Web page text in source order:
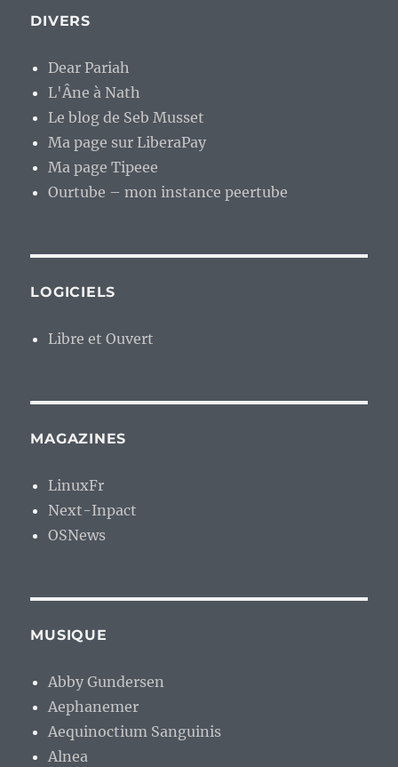
DIVERS
Dear Pariah
L'Âne à Nath
Le blog de Seb Musset
Ma page sur LiberaPay
Ma page Tipeee
Ourtube – mon instance peertube
LOGICIELS
Libre et Ouvert
MAGAZINES
LinuxFr
Next-Inpact
OSNews
MUSIQUE
Abby Gundersen
Aephanemer
Aequinoctium Sanguinis
Alnea